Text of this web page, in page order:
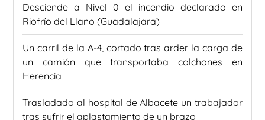
Desciende a Nivel 0 el incendio declarado en
Riofrío del Llano (Guadalajara)
Un carril de la A-4, cortado tras arder la carga de
un camión que transportaba colchones en
Herencia
Trasladado al hospital de Albacete un trabajador
tras sufrir el aplastamiento de un brazo